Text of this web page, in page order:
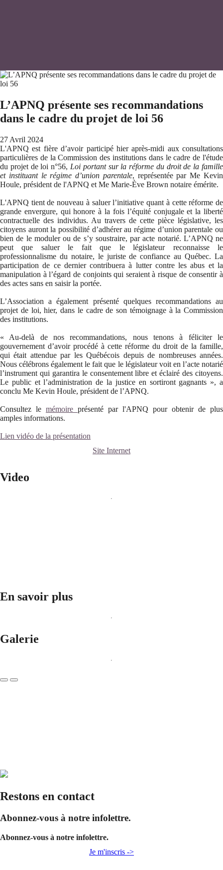
L’APNQ présente ses recommandations
dans le cadre du projet de loi 56
27 Avril 2024
L'APNQ est fière d’avoir participé hier après-midi aux consultations
particulières de la Commission des institutions dans le cadre de l'étude
du projet de loi n°56, Loi portant sur la réforme du droit de la famille
et instituant le régime d’union parentale, représentée par Me Kevin
Houle, président de l'APNQ et Me Marie-Ève Brown notaire émérite.
L'APNQ tient de nouveau à saluer l’initiative quant à cette réforme de
grande envergure, qui honore à la fois l’équité conjugale et la liberté
contractuelle des individus. Au travers de cette pièce législative, les
citoyens auront la possibilité d’adhérer au régime d’union parentale ou
bien de le moduler ou de s’y soustraire, par acte notarié. L’APNQ ne
peut que saluer le fait que le législateur reconnaisse le
professionnalisme du notaire, le juriste de confiance au Québec. La
participation de ce dernier contribuera à lutter contre les abus et la
manipulation à l’égard de conjoints qui seraient à risque de consentir à
des actes sans en saisir la portée.
L’Association a également présenté quelques recommandations au
projet de loi, hier, dans le cadre de son témoignage à la Commission
des institutions.
« Au-delà de nos recommandations, nous tenons à féliciter le
gouvernement d’avoir procédé à cette réforme du droit de la famille,
qui était attendue par les Québécois depuis de nombreuses années.
Nous célébrons également le fait que le législateur voit en l’acte notarié
l’instrument qui garantira le consentement libre et éclairé des citoyens.
Le public et l’administration de la justice en sortiront gagnants », a
conclu Me Kevin Houle, président de l’APNQ.
Consultez le mémoire présenté par l'APNQ pour obtenir de plus
amples informations.
Lien vidéo de la présentation
Site Internet
Video
En savoir plus
Galerie
Restons en contact
Abonnez-vous à notre infolettre.
Abonnez-vous à notre infolettre.
Je m'inscris ->